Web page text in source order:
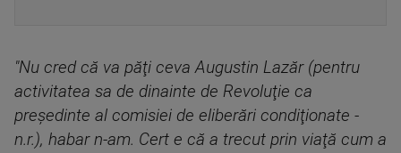
"Nu cred că va păţi ceva Augustin Lazăr (pentru
activitatea sa de dinainte de Revoluţie ca
preşedinte al comisiei de eliberări condiţionate -
n.r.), habar n-am. Cert e că a trecut prin viaţă cum a